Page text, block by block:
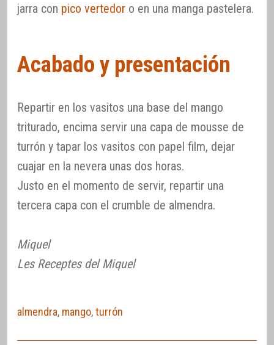
jarra con pico vertedor o en una manga pastelera.
Acabado y presentación
Repartir en los vasitos una base del mango
triturado, encima servir una capa de mousse de
turrón y tapar los vasitos con papel film, dejar
cuajar en la nevera unas dos horas.
Justo en el momento de servir, repartir una
tercera capa con el crumble de almendra.
Miquel
Les Receptes del Miquel
almendra, mango,turrón